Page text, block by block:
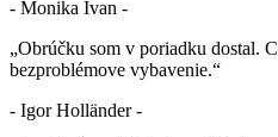
- Monika Ivan -
„Obrúčku som v poriadku dostal.
bezproblémove vybavenie.“
- Igor Holländer -